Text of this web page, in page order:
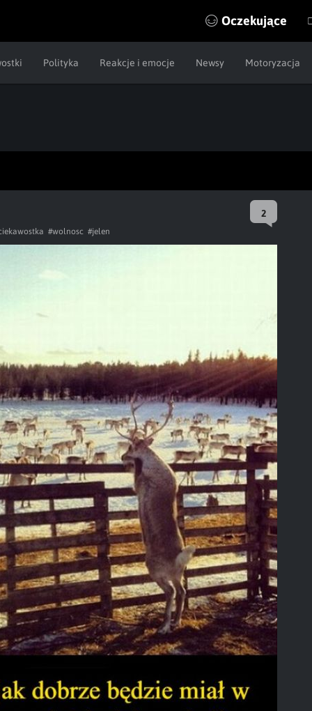
Oczekujące
Polityka Reakcje i emocje Newsy Motoryzacja
2
#wolnosc #jelen